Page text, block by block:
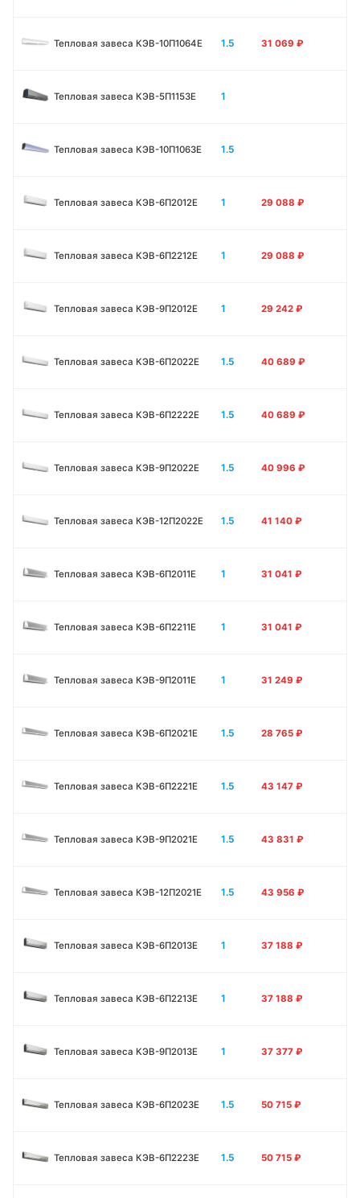
Тепловая завеса КЭВ-10П1064E 1.5 31 069 ₽
Тепловая завеса КЭВ-5П1153E 1
Тепловая завеса КЭВ-10П1063E 1.5
Тепловая завеса КЭВ-6П2012Е 1 29 088 ₽
Тепловая завеса КЭВ-6П2212Е 1 29 088 ₽
Тепловая завеса КЭВ-9П2012Е 1 29 242 ₽
Тепловая завеса КЭВ-6П2022Е 1.5 40 689 ₽
Тепловая завеса КЭВ-6П2222Е 1.5 40 689 ₽
Тепловая завеса КЭВ-9П2022Е 1.5 40 996 ₽
Тепловая завеса КЭВ-12П2022Е 1.5 41 140 ₽
Тепловая завеса КЭВ-6П2011E 1 31 041 ₽
Тепловая завеса КЭВ-6П2211E 1 31 041 ₽
Тепловая завеса КЭВ-9П2011E 1 31 249 ₽
Тепловая завеса КЭВ-6П2021E 1.5 28 765 ₽
Тепловая завеса КЭВ-6П2221E 1.5 43 147 ₽
Тепловая завеса КЭВ-9П2021E 1.5 43 831 ₽
Тепловая завеса КЭВ-12П2021E 1.5 43 956 ₽
Тепловая завеса КЭВ-6П2013E 1 37 188 ₽
Тепловая завеса КЭВ-6П2213Е 1 37 188 ₽
Тепловая завеса КЭВ-9П2013E 1 37 377 ₽
Тепловая завеса КЭВ-6П2023E 1.5 50 715 ₽
Тепловая завеса КЭВ-6П2223E 1.5 50 715 ₽